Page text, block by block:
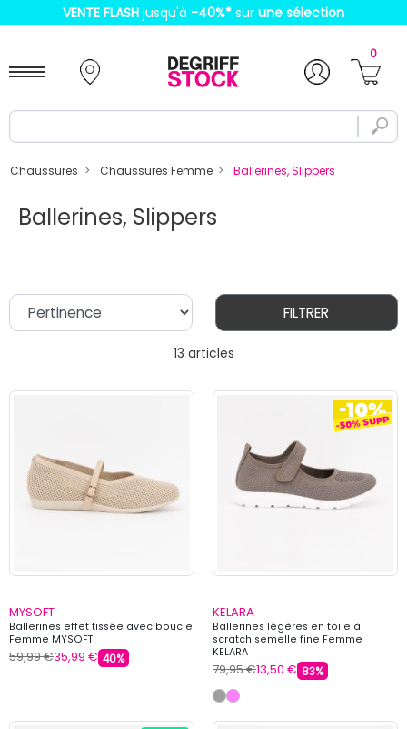
VENTE FLASH jusqu'à -40%* sur une sélection
0
Chaussures Chaussures Femme Ballerines, Slippers
Ballerines, Slippers
13 articles
FILTRER
MYSOFT
Ballerines effet tissée avec boucle
Femme MYSOFT
59,99 €35,99 € 40%
KELARA
Ballerines légères en toile à
scratch semelle fine Femme
KELARA
79,95 €13,50 € 83%